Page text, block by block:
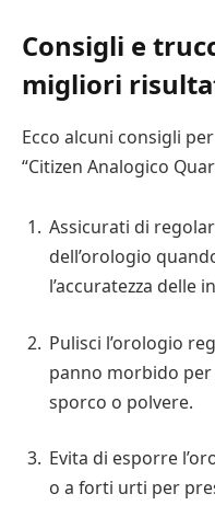
Consigli e
migliori
Ecco alcuni consigli
“Citizen Analogico
Assicurati di
dell’orologio
l’accuratezza delle
Pulisci l’orologio
panno morbido
sporco o polvere.
Evita di esporre
o a forti urti per